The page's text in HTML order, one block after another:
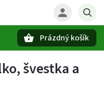
Prázdný košík
švestka a